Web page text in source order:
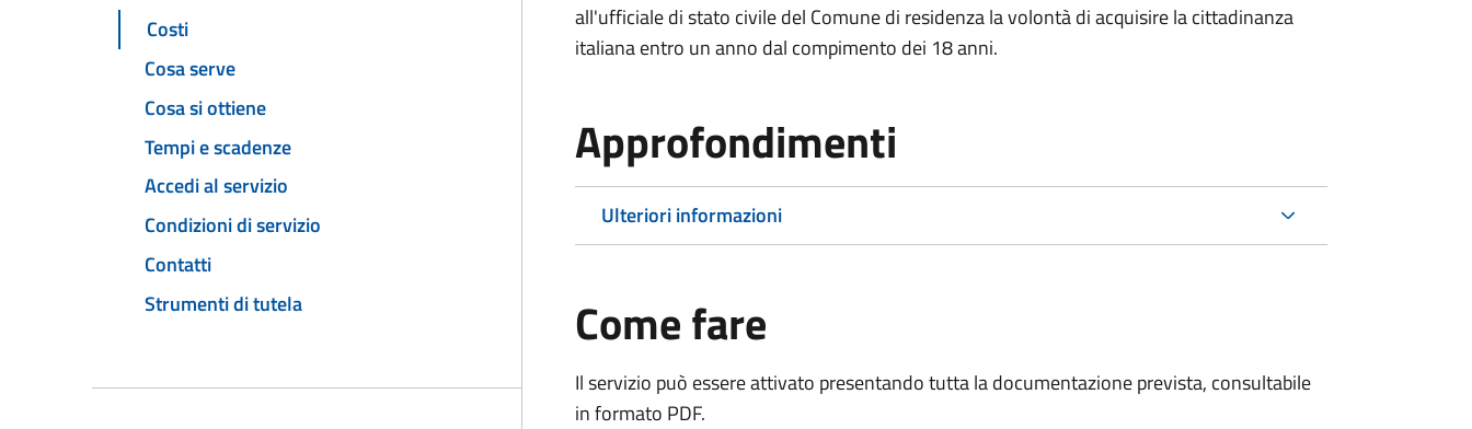
Costi
Cosa serve
Cosa si ottiene
Tempi e scadenze
Accedi al servizio
Condizioni di servizio
Contatti
Strumenti di tutela
all'ufficiale di stato civile del Comune di residenza la volontà di acquisire la cittadinanza
italiana entro un anno dal compimento dei 18 anni.
Approfondimenti
Ulteriori informazioni
Come fare
Il servizio può essere attivato presentando tutta la documentazione prevista, consultabile
in formato PDF.